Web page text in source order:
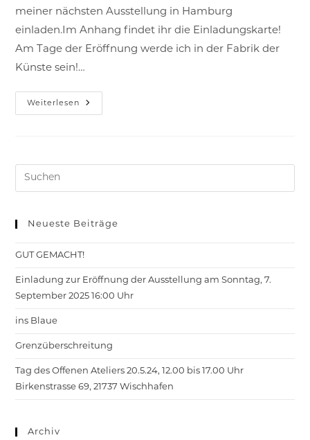
meiner nächsten Ausstellung in Hamburg
einladen.Im Anhang findet ihr die Einladungskarte!
Am Tage der Eröffnung werde ich in der Fabrik der
Künste sein!…
Weiterlesen
Position.
Ausstellung
Neueste Beiträge
GUT GEMACHT!
Einladung zur Eröffnung der Ausstellung am Sonntag, 7.
September 2025 16:00 Uhr
ins Blaue
Grenzüberschreitung
Tag des Offenen Ateliers 20.5.24, 12.00 bis 17.00 Uhr
Birkenstrasse 69, 21737 Wischhafen
Archiv